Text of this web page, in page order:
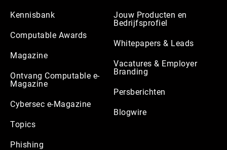
Kennisbank
Computable Awards
Magazine
Ontvang Computable e-
Magazine
Cybersec e-Magazine
Topics
Phishing
Jouw Producten en
Bedrijfsprofiel
Whitepapers & Leads
Vacatures & Employer
Branding
Persberichten
Blogwire